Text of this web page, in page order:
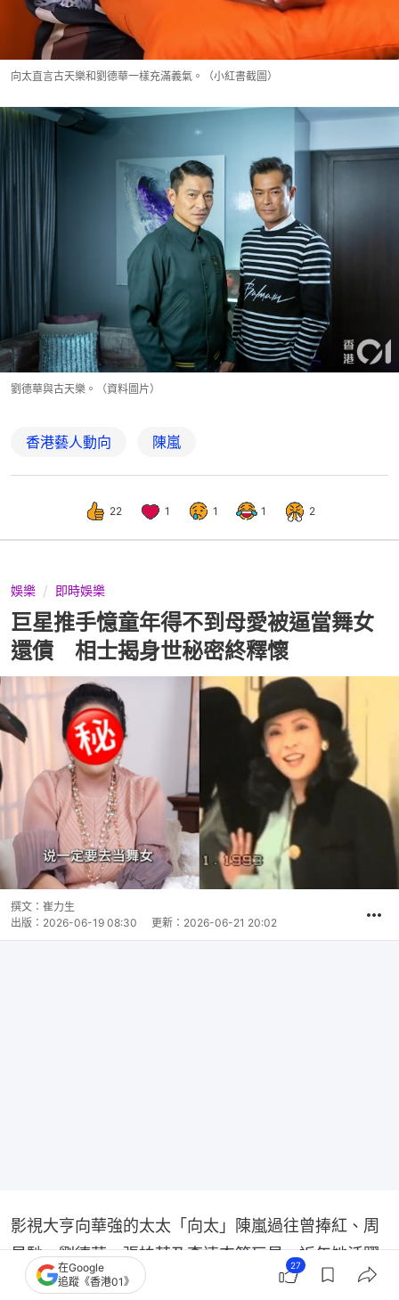
向太直言古天樂和劉德華一樣充滿義氣。（小紅書截圖）
劉德華與古天樂。（資料圖片）
香港藝人動向 陳嵐
22 1 1 1 2
娛樂 即時娛樂
巨星推手憶童年得不到母愛被逼當舞女
還債 相士揭身世秘密終釋懷
撰文： 崔力生
出版： 2026-06-19 08:30 更新： 2026-06-21 20:02
影視大亨向華強的太太「向太」陳嵐過往曾捧紅、周
星馳、劉德華、張柏芝及李連杰等巨星，近年她活躍
社交平台，開設的個人頻道不時分享人生經歷及圈中
在Google
追蹤《香港01》
27